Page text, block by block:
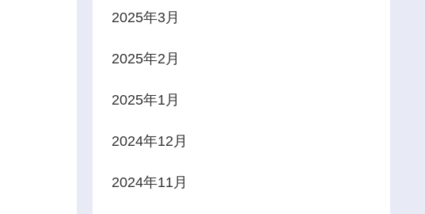
2025年3月
2025年2月
2025年1月
2024年12月
2024年11月